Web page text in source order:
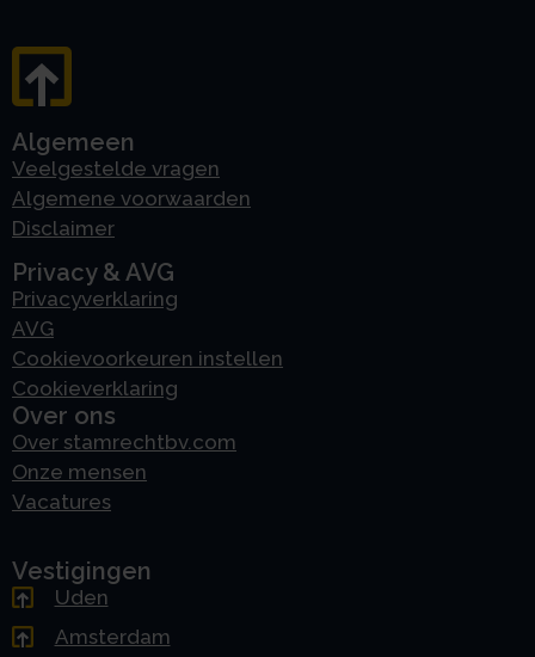
Algemeen
Veelgestelde vragen
Algemene voorwaarden
Disclaimer
Privacy & AVG
Privacyverklaring
AVG
Cookievoorkeuren instellen
Cookieverklaring
Over ons
Over stamrechtbv.com
Onze mensen
Vacatures
Vestigingen
Uden
Amsterdam